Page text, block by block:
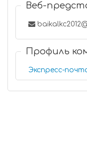
Веб-
Профиль
Экспресс-